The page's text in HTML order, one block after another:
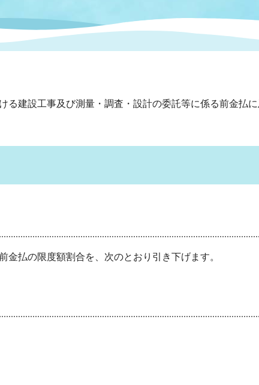
移住・定住
ンデータ・活用事例
祉
新型コロナウイルス感染
教育旅行
除染事業
行政改革
員会
建設工事及び測量・調査・設計の委託等に係る前金払
払の限度額割合を、次のとおり引き下げます。